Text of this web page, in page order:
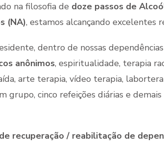
na filosofia de doze passos de
(NA), estamos alcançando excelentes
dentro de nossas
anônimos, espiritualidade, terapia
arte terapia, vídeo terapia,
cinco refeições diárias e demais
recuperação / reabilitação de